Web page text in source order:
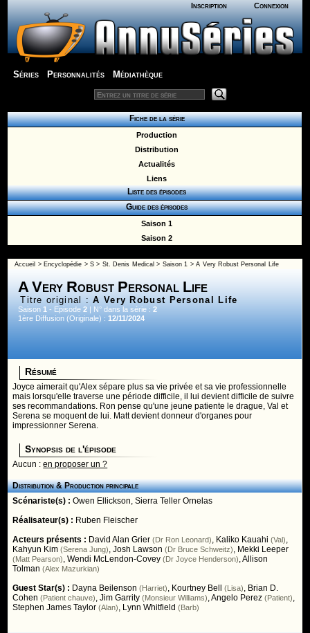
Inscription Connexion
Séries Personnalités Médiathèque
Fiche de la série
Production
Distribution
Actualités
Liens
Liste des épisodes
Guide des épisodes
Saison 1
Saison 2
Accueil > Encyclopédie >S > St. Denis Medical > Saison 1 > A Very Robust Personal Life
A Very Robust Personal Life
Titre original :A Very Robust Personal Life
Saison1 - Episode2 | N° dans la série :2
1ère Diffusion (Originale) :12/11/2024
Résumé
Joyce aimerait qu'Alex sépare plus sa vie privée et sa vie professionnelle
mais lorsqu'elle traverse une période difficile, il lui devient difficile de suivre
ses recommandations. Ron pense qu'une jeune patiente le drague, Val et
Serena se moquent de lui. Matt devient donneur d'organes pour
impressionner Serena.
Synopsis de l'épisode
Aucun :en proposer un ?
Distribution & Production principale
Scénariste(s) :Owen Ellickson,Sierra Teller Ornelas
Réalisateur(s) : Ruben Fleischer
Acteurs présents : David Alan Grier (Dr Ron Leonard), Kaliko Kauahi (Val),
Kahyun Kim (Serena Jung),Josh Lawson (Dr Bruce Schweitz), Mekki Leeper
(Matt Pearson),Wendi McLendon-Covey (Dr Joyce Henderson),Allison
Tolman (Alex Mazurkian)
Guest Star(s) : Dayna Beilenson (Harriet), Kourtney Bell (Lisa), Brian D.
Cohen (Patient chauve),Jim Garrity (Monsieur Williams),Angelo Perez (Patient),
Stephen James Taylor (Alan), Lynn Whitfield (Barb)